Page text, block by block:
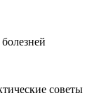
советы